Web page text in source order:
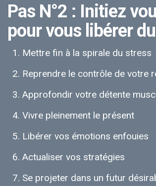
Pas N°2 : Initiez
pour vous libérer
Mettre fin à la spirale du stress
Reprendre le contrôle de votre
Approfondir votre détente
Vivre pleinement le présent
Libérer vos émotions enfouies
Actualiser vos stratégies
Se projeter dans un futur